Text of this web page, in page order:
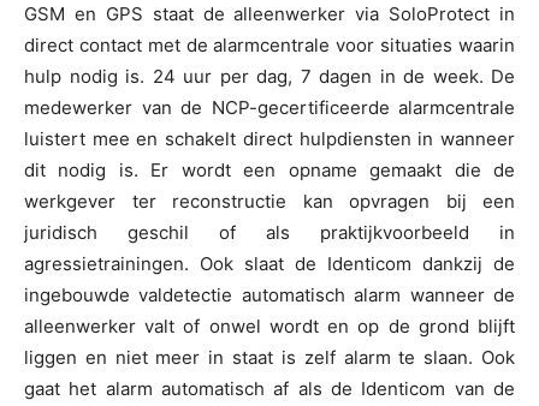
GSM en GPS staat de alleenwerker via SoloProtect in
direct contact met de alarmcentrale voor situaties waarin
hulp nodig is. 24 uur per dag, 7 dagen in de week. De
medewerker van de NCP-gecertificeerde alarmcentrale
luistert mee en schakelt direct hulpdiensten in wanneer
dit nodig is. Er wordt een opname gemaakt die de
werkgever ter reconstructie kan opvragen bij een
juridisch geschil of als praktijkvoorbeeld in
agressietrainingen. Ook slaat de Identicom dankzij de
ingebouwde valdetectie automatisch alarm wanneer de
alleenwerker valt of onwel wordt en op de grond blijft
liggen en niet meer in staat is zelf alarm te slaan. Ook
gaat het alarm automatisch af als de Identicom van de